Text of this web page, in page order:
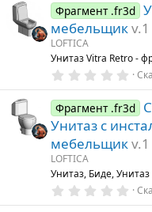
0
з
в
з
д
Фрагмент .fr3d
мебельщикv.1
LOFTICA
Унитаз Vitra Retro -
0
0
з
в
ё
з
Фрагмент .fr3d
Унитаз с
мебельщикv.1
LOFTICA
Унитаз, Биде,
0